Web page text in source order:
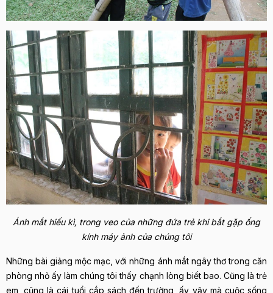
Ánh mắt hiếu kì, trong veo của những đứa trẻ khi bắt gặp ống
kính máy ảnh của chúng tôi
Những bài giảng mộc mạc, với những ánh mắt ngây thơ trong căn
phòng nhỏ ấy làm chúng tôi thấy chạnh lòng biết bao. Cũng là trẻ
em, cũng là cái tuổi cắp sách đến trường, ấy vậy mà cuộc sống